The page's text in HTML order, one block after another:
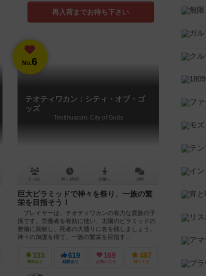
再入荷までお待ち下さい
No.6
テオティワカン：シティ・オブ・ゴ
ッズ
Teotihuacan: City of Gods
1～4人 90～120分 12歳～ 14件
巨大ピラミッドで神々を祭り、一族の繁
栄を目指そう！
プレイヤーは、テオティワカンの有力な貴族の子
孫です。労働者を有効に使い、太陽のピラミッドの
整備に貢献し、死者の大通りに名を残しましょう。
神々の加護を得て、一族の繁栄を目指す...
333
興味あり
619
経験あり
169
お気に入り
487
持ってる